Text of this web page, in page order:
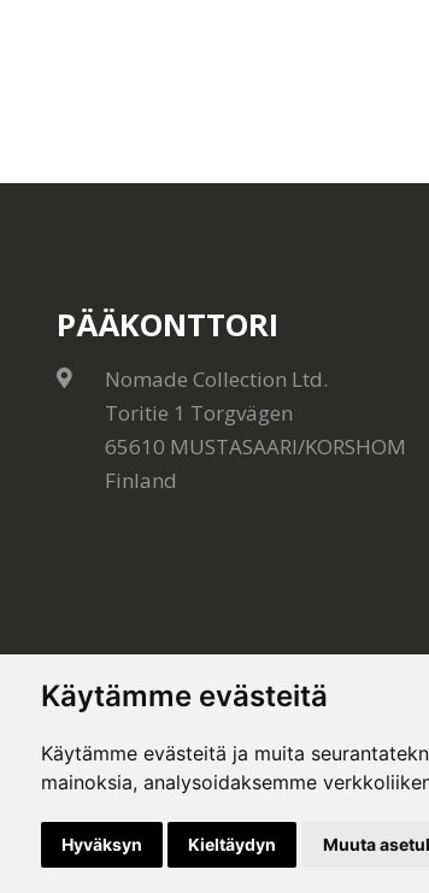
Käytämme evästeitä
Käytämme evästeitä ja muita
mainoksia, analysoidaksemme
Hyväksyn Kieltäydyn Muuta
PÄÄKONTTORI
Nomade Collection Ltd.
Toritie 1 Torgvägen
65610 MUSTASAARI/KORSHOM
Finland
This site is protected by Google reCAPTCHA and the